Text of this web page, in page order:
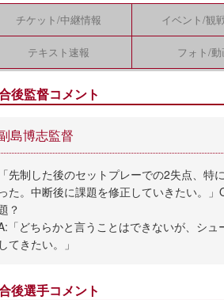
チケット/中継情報 イベント/観
テキスト速報 フォト/動
後監督コメント
島博志監督
先制した後のセットプレーでの2失点、特
た。中断後に課題を修正していきたい。
？
「どちらかと言うことはできないが、シ
てきたい。」
後選手コメント